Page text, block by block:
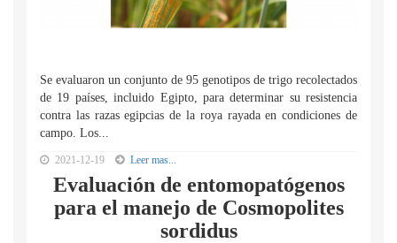
Se evaluaron un conjunto de 95 genotipos de trigo recolectados
de 19 países, incluido Egipto, para determinar su resistencia
contra las razas egipcias de la roya rayada en condiciones de
campo. Los...
2021-12-19 Leer mas...
Evaluación de entomopatógenos
para el manejo de Cosmopolites
sordidus